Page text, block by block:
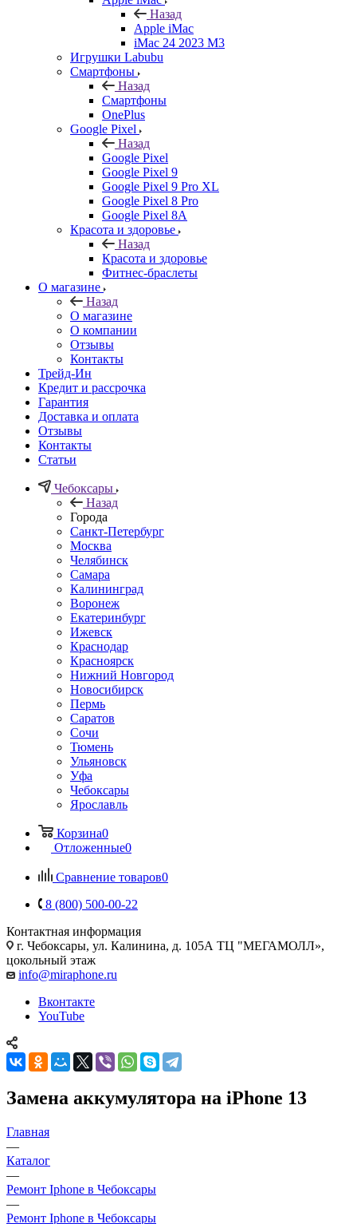
Назад
Apple iMac
iMac 24 2023 M3
Игрушки Labubu
Смартфоны
Назад
Смартфоны
OnePlus
Google Pixel
Назад
Google Pixel
Google Pixel 9
Google Pixel 9 Pro XL
Google Pixel 8 Pro
Google Pixel 8A
Красота и здоровье
Назад
Красота и здоровье
Фитнес-браслеты
О магазине
Назад
О магазине
О компании
Отзывы
Контакты
Трейд-Ин
Кредит и рассрочка
Гарантия
Доставка и оплата
Отзывы
Контакты
Статьи
Чебоксары
Назад
Города
Санкт-Петербург
Москва
Челябинск
Самара
Калининград
Воронеж
Екатеринбург
Ижевск
Краснодар
Красноярск
Нижний Новгород
Новосибирск
Пермь
Саратов
Сочи
Тюмень
Ульяновск
Уфа
Чебоксары
Ярославль
Корзина0
Отложенные0
Сравнение товаров0
8 (800) 500-00-22
Контактная информация
г. Чебоксары, ул. Калинина, д. 105А ТЦ "МЕГАМОЛЛ»,
цокольный этаж
info@miraphone.ru
Вконтакте
YouTube
Замена аккумулятора на iPhone 13
Главная
—
Каталог
—
Ремонт Iphone в Чебоксары
—
Ремонт Iphone в Чебоксары